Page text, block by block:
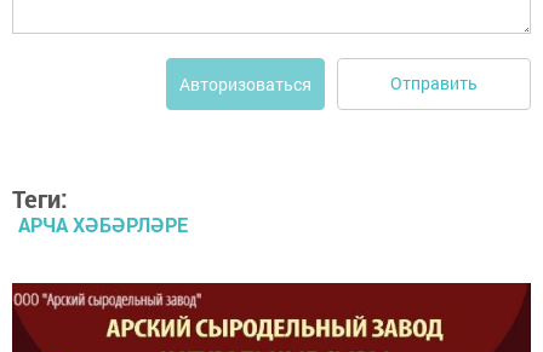
Авторизоваться Отправить
Теги:
АРЧА ХӘБӘРЛӘРЕ